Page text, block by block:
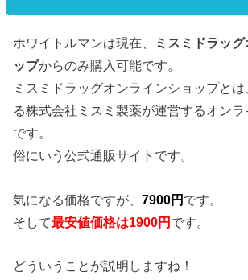
ホワイトルマンは現在、
ミスミドラッ
ップからのみ購入可能です。
ミスミドラッグオンラインショップと
る株式会社ミスミ製薬が運営するオンラ
です。
俗にいう公式通販サイトです。
気になる価格ですが、7900円 です。
そして最安値価格は1900円 です。
どういうことが説明しますね！